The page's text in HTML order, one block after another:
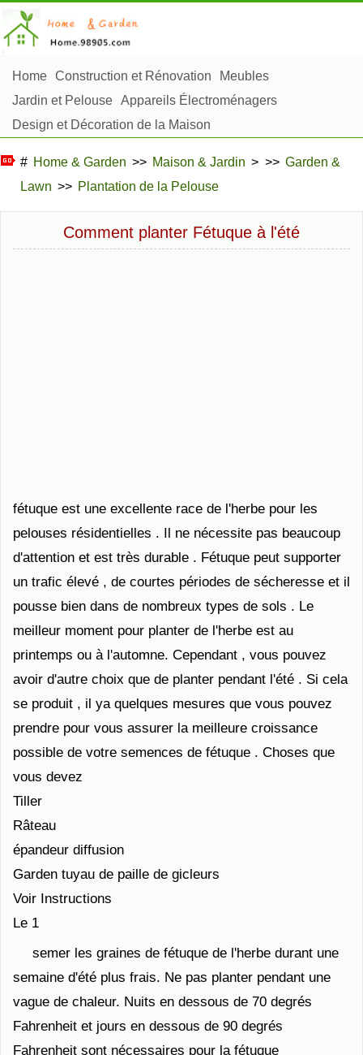
Home Construction et Rénovation
Meubles
Jardin et Pelouse Appareils Électroménagers
Design et Décoration de la Maison
# Home & Garden >> Maison & Jardin > >> Garden &
Lawn >> Plantation de la Pelouse
Comment planter Fétuque à l'été
fétuque est une excellente race de l'herbe pour les
pelouses résidentielles . Il ne nécessite pas beaucoup
d'attention et est très durable . Fétuque peut supporter
un trafic élevé , de courtes périodes de sécheresse et il
pousse bien dans de nombreux types de sols . Le
meilleur moment pour planter de l'herbe est au
printemps ou à l'automne. Cependant , vous pouvez
avoir d'autre choix que de planter pendant l'été . Si cela
se produit , il ya quelques mesures que vous pouvez
prendre pour vous assurer la meilleure croissance
possible de votre semences de fétuque . Choses que
vous devez
Tiller
Râteau
épandeur diffusion
Garden tuyau de paille de gicleurs
Voir Instructions
Le 1
semer les graines de fétuque de l'herbe durant une
semaine d'été plus frais. Ne pas planter pendant une
vague de chaleur. Nuits en dessous de 70 degrés
Fahrenheit et jours en dessous de 90 degrés
Fahrenheit sont nécessaires pour la fétuque